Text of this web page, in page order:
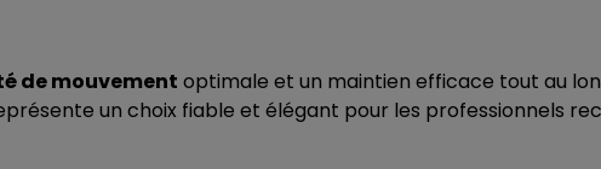
de mouvement optimale et un maintien efficace tout au
un choix fiable et élégant pour les professionnels